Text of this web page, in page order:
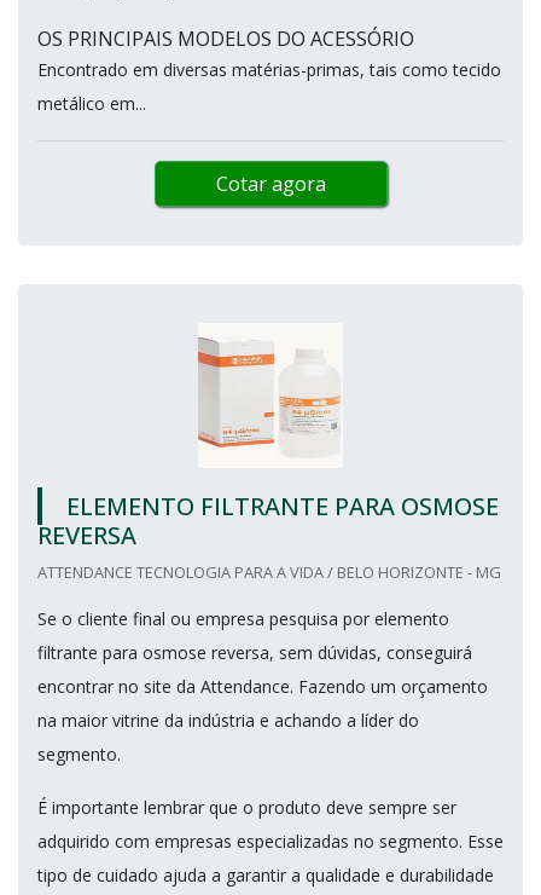
OS PRINCIPAIS MODELOS DO ACESSÓRIO
Encontrado em diversas matérias-primas, tais como tecido
metálico em...
Cotar agora
ELEMENTO FILTRANTE PARA OSMOSE
REVERSA
ATTENDANCE TECNOLOGIA PARA A VIDA / BELO HORIZONTE - MG
Se o cliente final ou empresa pesquisa por elemento
filtrante para osmose reversa, sem dúvidas, conseguirá
encontrar no site da Attendance. Fazendo um orçamento
na maior vitrine da indústria e achando a líder do
segmento.
É importante lembrar que o produto deve sempre ser
adquirido com empresas especializadas no segmento. Esse
tipo de cuidado ajuda a garantir a qualidade e durabilidade